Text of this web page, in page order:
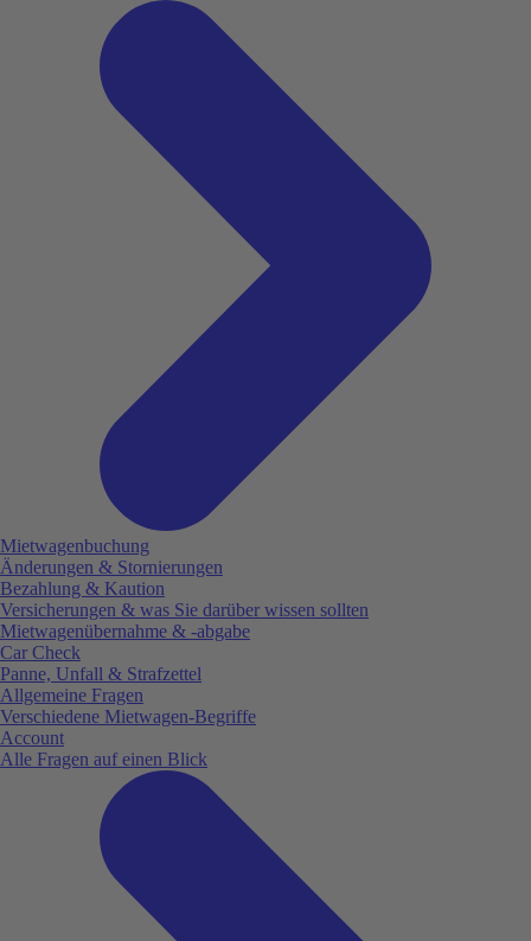
Mietwagenbuchung
Änderungen & Stornierungen
Bezahlung & Kaution
Versicherungen & was Sie darüber wissen sollten
Mietwagenübernahme & -abgabe
Car Check
Panne, Unfall & Strafzettel
Allgemeine Fragen
Verschiedene Mietwagen-Begriffe
Account
Alle Fragen auf einen Blick